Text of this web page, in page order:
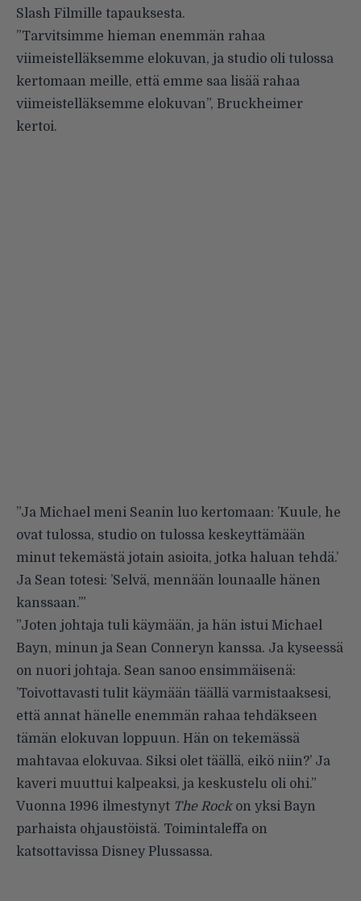
Slash Filmille tapauksesta.
”Tarvitsimme hieman enemmän rahaa
viimeistelläksemme elokuvan, ja studio oli tulossa
kertomaan meille, että emme saa lisää rahaa
viimeistelläksemme elokuvan”, Bruckheimer
kertoi.
”Ja Michael meni Seanin luo kertomaan: ’Kuule, he
ovat tulossa, studio on tulossa keskeyttämään
minut tekemästä jotain asioita, jotka haluan tehdä.’
Ja Sean totesi: ’Selvä, mennään lounaalle hänen
kanssaan.’”
”Joten johtaja tuli käymään, ja hän istui Michael
Bayn, minun ja Sean Conneryn kanssa. Ja kyseessä
on nuori johtaja. Sean sanoo ensimmäisenä:
’Toivottavasti tulit käymään täällä varmistaaksesi,
että annat hänelle enemmän rahaa tehdäkseen
tämän elokuvan loppuun. Hän on tekemässä
mahtavaa elokuvaa. Siksi olet täällä, eikö niin?’ Ja
kaveri muuttui kalpeaksi, ja keskustelu oli ohi.”
Vuonna 1996 ilmestynyt The Rockon yksi Bayn
parhaista ohjaustöistä. Toimintaleffa on
katsottavissa Disney Plussassa.